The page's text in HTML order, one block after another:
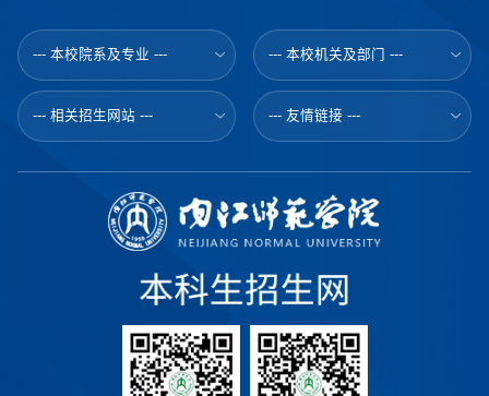
--- 本校院系及专业 --- --- 本校机关及部门 ---
--- 相关招生网站 --- --- 友情链接 ---